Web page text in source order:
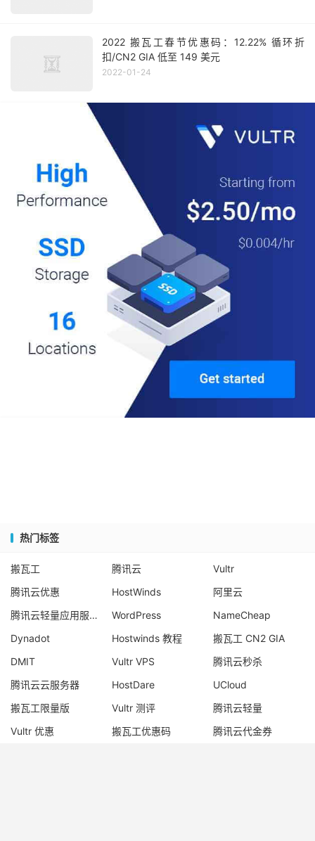
2022 搬瓦工春节优惠码：12.22% 循环折
扣/CN2 GIA 低至 149 美元
2022-01-24
热门标签
搬瓦工 腾讯云
Vultr
腾讯云优惠
HostWinds
阿里云
腾讯云轻量应用服务器
WordPress
NameCheap
Dynadot
Hostwinds 教程
搬瓦工 CN2 GIA
DMIT
Vultr VPS
腾讯云秒杀
腾讯云云服务器
HostDare
UCloud
搬瓦工限量版
Vultr 测评
腾讯云轻量
Vultr 优惠
搬瓦工优惠码
腾讯云代金券